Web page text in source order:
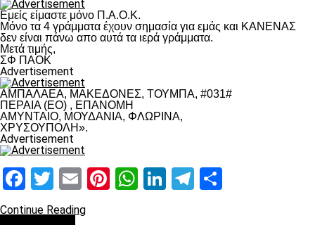
Εμείς είμαστε μόνο Π.Α.Ο.Κ.
Μόνο τα 4 γράμματα έχουν σημασία για εμάς και ΚΑΝΕΝΑΣ
δεν είναι πάνω απο αυτά τα ιερά γράμματα.
Μετά τιμής,
ΣΦ ΠΑΟΚ
Advertisement
ΑΜΠΑΛΑΕΑ, ΜΑΚΕΔΟΝΕΣ, ΤΟΥΜΠΑ, #031#
ΠΕΡΑΙΑ (ΕΟ) , ΕΠΑΝΟΜΗ
ΑΜΥΝΤΑΙΟ, ΜΟΥΔΑΝΙΑ, ΦΛΩΡΙΝΑ,
ΧΡΥΣΟΥΠΟΛΗ».
Advertisement
Facebook
Twitter
EmailPinterest
WhatsApp
LinkedIn
Telegram
Continue Reading